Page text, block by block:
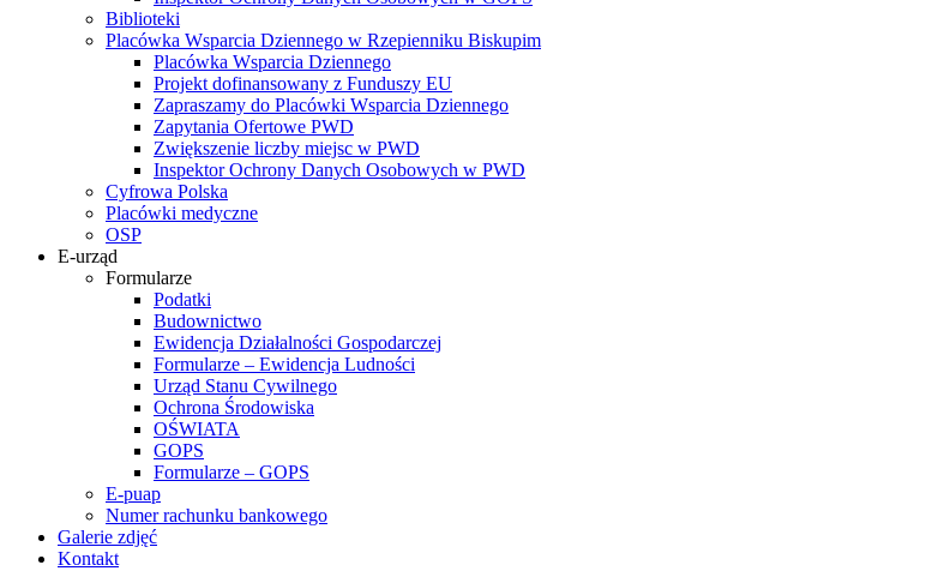
Biblioteki
Placówka Wsparcia Dziennego w Rzepienniku Biskupim
Placówka Wsparcia Dziennego
Projekt dofinansowany z Funduszy EU
Zapraszamy do Placówki Wsparcia Dziennego
Zapytania Ofertowe PWD
Zwiększenie liczby miejsc w PWD
Inspektor Ochrony Danych Osobowych w PWD
Cyfrowa Polska
Placówki medyczne
OSP
E-urząd
Formularze
Podatki
Budownictwo
Ewidencja Działalności Gospodarczej
Formularze – Ewidencja Ludności
Urząd Stanu Cywilnego
Ochrona Środowiska
OŚWIATA
GOPS
Formularze – GOPS
E-puap
Numer rachunku bankowego
Galerie zdjęć
Kontakt